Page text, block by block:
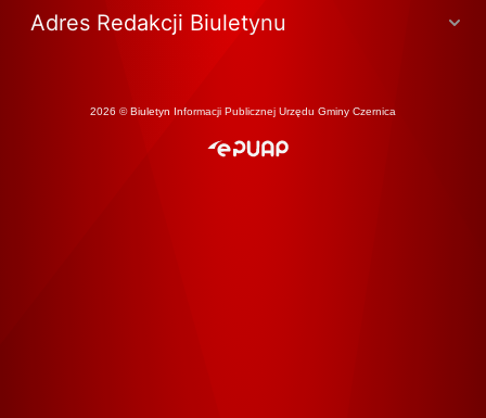
Adres Redakcji Biuletynu
2026 © Biuletyn Informacji Publicznej Urzędu Gminy Czernica